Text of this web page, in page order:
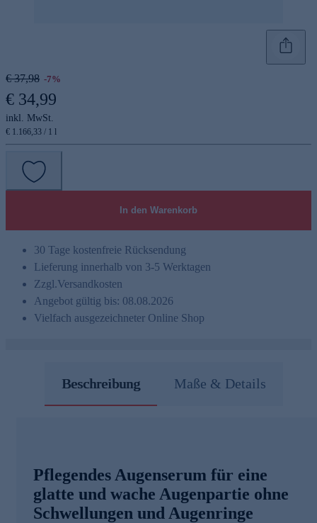
€ 37,98 -7%
€ 34,99
inkl. MwSt.
€ 1.166,33 / 1 l
In den Warenkorb
30 Tage kostenfreie Rücksendung
Lieferung innerhalb von 3-5 Werktagen
Zzgl.Versandkosten
Angebot gültig bis: 08.08.2026
Vielfach ausgezeichneter Online Shop
Beschreibung Maße & Details
Pflegendes Augenserum für eine
glatte und wache Augenpartie ohne
Schwellungen und Augenringe